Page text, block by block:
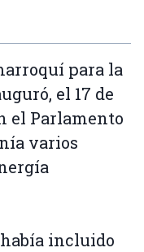
para la
el 17 de
el Parlamento
varios
incluido